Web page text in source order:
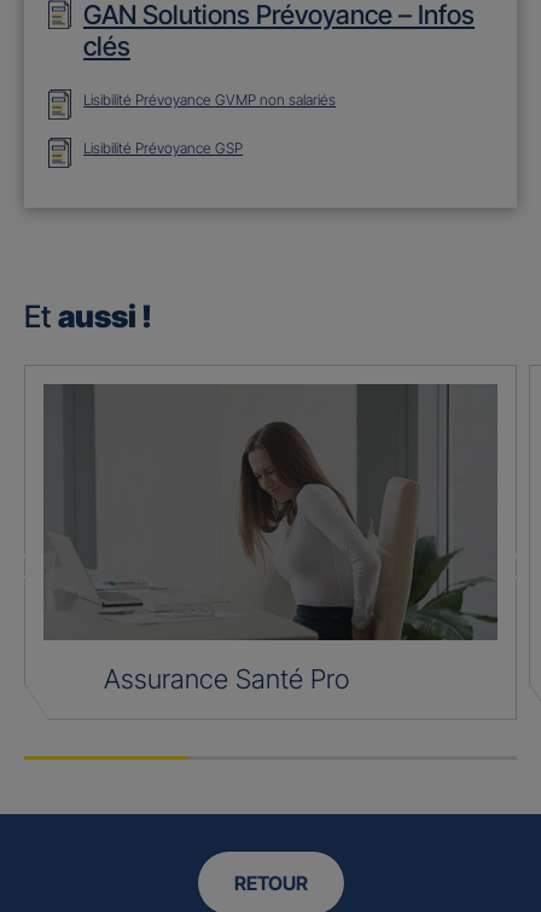
GAN Solutions Prévoyance – Infos
clés
Lisibilité Prévoyance GVMP non salariés
Lisibilité Prévoyance GSP
Et aussi !
Assurance Santé Pro
RETOUR